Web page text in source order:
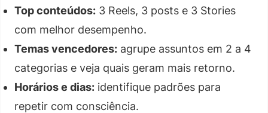
Top conteúdos: 3 Reels, 3 posts e 3 Stories
com melhor desempenho.
Temas vencedores: agrupe assuntos em 2 a 4
categorias e veja quais geram mais retorno.
Horários e dias: identifique padrões para
repetir com consciência.